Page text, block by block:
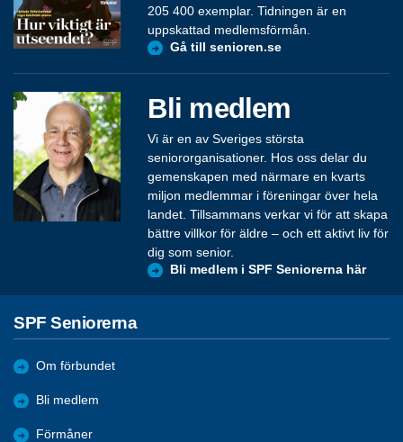
205 400 exemplar. Tidningen är en
uppskattad medlemsförmån.
Gå till senioren.se
Bli medlem
Vi är en av Sveriges största
seniororganisationer. Hos oss delar du
gemenskapen med närmare en kvarts
miljon medlemmar i föreningar över hela
landet. Tillsammans verkar vi för att skapa
bättre villkor för äldre – och ett aktivt liv för
dig som senior.
Bli medlem i SPF Seniorerna här
SPF Seniorerna
Om förbundet
Bli medlem
Förmåner